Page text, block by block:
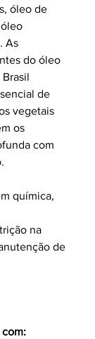
óleo de
As
do óleo
de
vegetais
os
com
química,
na
de